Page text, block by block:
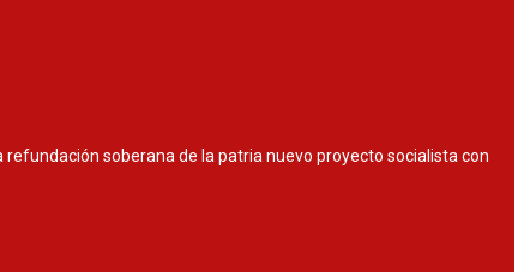
soberana de la patria nuevo proyecto socialista con